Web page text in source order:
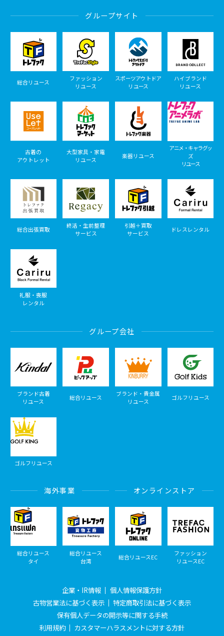
グループサイト
総合リユース
ファッション
リユース
スポーツアウトドア
リユース
ハイブランド
リユース
古着の
アウトレット
大型家具・家電
リユース
楽器リユース
アニメ・キャラグッ
ズ
リユース
総合出張買取
終活・生前整理
サービス
引越＋買取
サービス
ドレスレンタル
礼服・喪服
レンタル
グループ会社
ブランド古着
リユース
総合リユース
ブランド・貴金属
リユース
ゴルフリユース
ゴルフリユース
海外事業
総合リユース
タイ
総合リユース
台湾
オンラインストア
総合リユースEC
ファッション
リユースEC
企業・IR情報
個人情報保護方針
古物営業法に基づく表示
特定商取引法に基づく表示
保有個人データの開示等に関する手続
利用規約
カスタマーハラスメントに対する方針